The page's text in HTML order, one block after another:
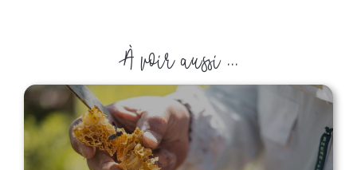
À voir aussi ...